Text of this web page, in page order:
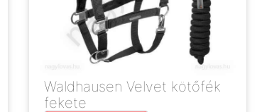
Waldhausen Velvet kötőfék
fekete